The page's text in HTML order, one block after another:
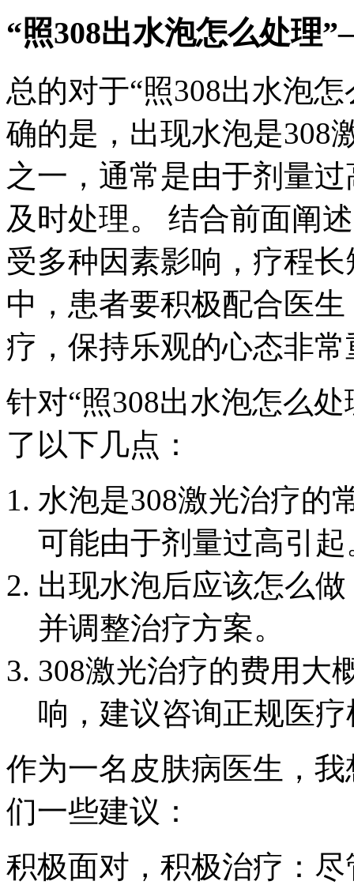
“照308出水泡怎么处理
总的对于“照308出水泡
确的是，出现水泡是308
之一，通常是由于剂量
及时处理。 结合前面阐
受多种因素影响，疗程
中，患者要积极配合医
疗，保持乐观的心态非常
针对“照308出水泡怎么
了以下几点：
水泡是308激光治疗的
可能由于剂量过高引起
出现水泡后应该怎么
并调整治疗方案。
308激光治疗的费用大
响，建议咨询正规医
作为一名皮肤病医生，
们一些建议：
积极面对，积极治疗：